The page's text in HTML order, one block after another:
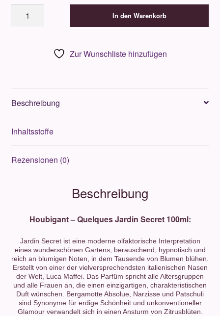
Quelques
In den Warenkorb
Zur Wunschliste hinzufügen
Beschreibung
Inhaltsstoffe
Rezensionen (0)
Beschreibung
Houbigant – Quelques Jardin Secret 100ml:
Jardin Secret ist eine moderne olfaktorische Interpretation
eines wunderschönen Gartens, berauschend, hypnotisch und
reich an blumigen Noten, in dem Tausende von Blumen blühen.
Erstellt von einer der vielversprechendsten italienischen Nasen
der Welt, Luca Maffei. Das Parfüm spricht alle Altersgruppen
und alle Frauen an, die einen einzigartigen, charakteristischen
Duft wünschen. Bergamotte Absolue, Narzisse und Patschuli
sind Synonyme für erdige Schönheit und unkonventioneller
Glamour verwandelt sich in einen Ansturm von Zitrusblüten.